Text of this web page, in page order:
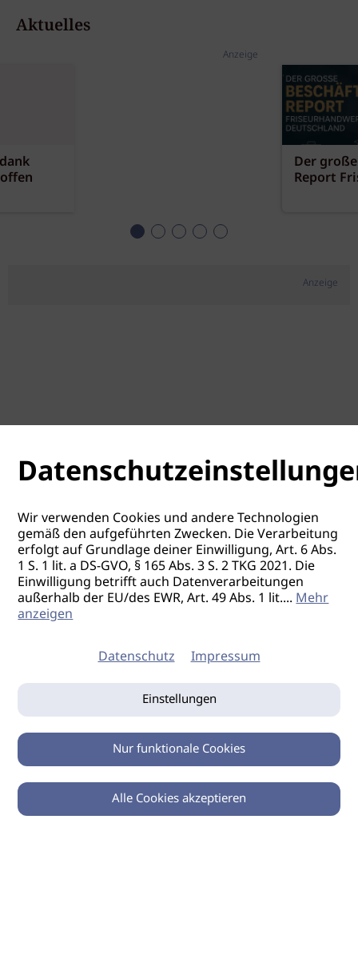
Aktuelles
Anzeige
Der
Report
Anzeige
0
Wir verwenden Cookies und andere Technologien
gemäß den aufgeführten Zwecken. Die Verarbeitung
erfolgt auf Grundlage deiner Einwilligung, Art. 6 Abs.
1 S. 1 lit. a DS-GVO, § 165 Abs. 3 S. 2 TKG 2021. Die
Einwilligung betrifft auch Datenverarbeitungen
außerhalb der EU/des EWR, Art. 49 Abs. 1 lit....Mehr
anzeigen
Datenschutz Impressum
Einstellungen
Nur funktionale Cookies
Alle Cookies akzeptieren